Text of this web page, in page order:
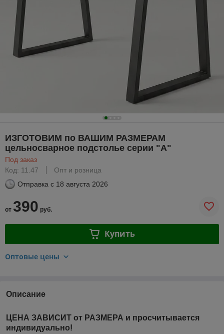
ИЗГОТОВИМ по ВАШИМ РАЗМЕРАМ
цельносварное подстолье серии "А"
Под заказ
Код: 11.47
Опт и розница
Отправка с 18 августа 2026
от 390 руб.
Купить
Оптовые цены
Описание
ЦЕНА ЗАВИСИТ от РАЗМЕРА и просчитывается
индивидуально!